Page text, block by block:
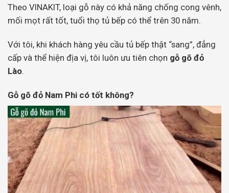
Theo VINAKIT, loại gỗ này có khả năng chống cong vênh,
mối mọt rất tốt, tuổi thọ tủ bếp có thể trên 30 năm.
Với tôi, khi khách hàng yêu cầu tủ bếp thật “sang”, đẳng
cấp và thể hiện địa vị, tôi luôn ưu tiên chọn gỗ gõ đỏ
Lào.
Gỗ gõ đỏ Nam Phi có tốt không?